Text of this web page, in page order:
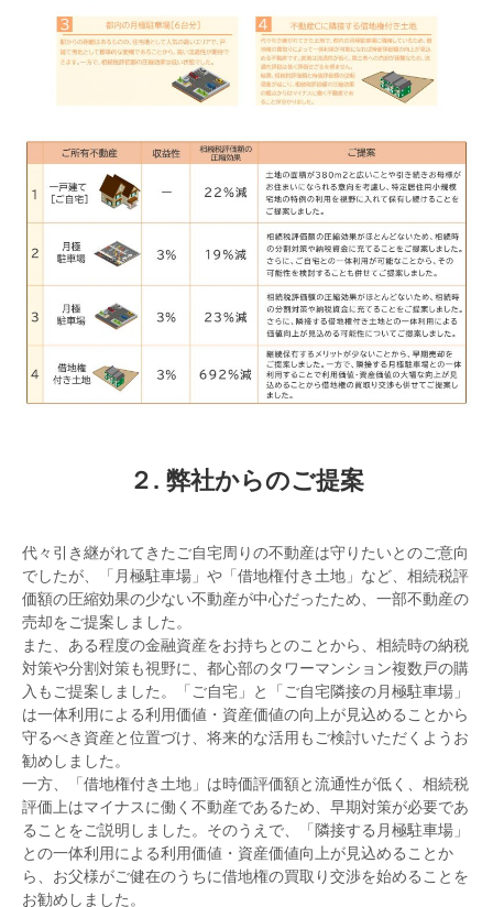
２. 弊社からのご提案
代々引き継がれてきたご自宅周りの不動産は守りたいとのご意向
でしたが、「月極駐車場」や「借地権付き土地」など、相続税評
価額の圧縮効果の少ない不動産が中心だったため、一部不動産の
売却をご提案しました。
また、ある程度の金融資産をお持ちとのことから、相続時の納税
対策や分割対策も視野に、都心部のタワーマンション複数戸の購
入もご提案しました。「ご自宅」と「ご自宅隣接の月極駐車場」
は一体利用による利用価値・資産価値の向上が見込めることから
守るべき資産と位置づけ、将来的な活用もご検討いただくようお
勧めしました。
一方、「借地権付き土地」は時価評価額と流通性が低く、相続税
評価上はマイナスに働く不動産であるため、早期対策が必要であ
ることをご説明しました。そのうえで、「隣接する月極駐車場」
との一体利用による利用価値・資産価値向上が見込めることか
ら、お父様がご健在のうちに借地権の買取り交渉を始めることを
お勧めしました。